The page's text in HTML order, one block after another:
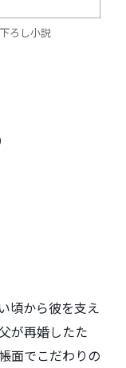
ろし小説
頃から彼を支え
が再婚したた
面でこだわりの